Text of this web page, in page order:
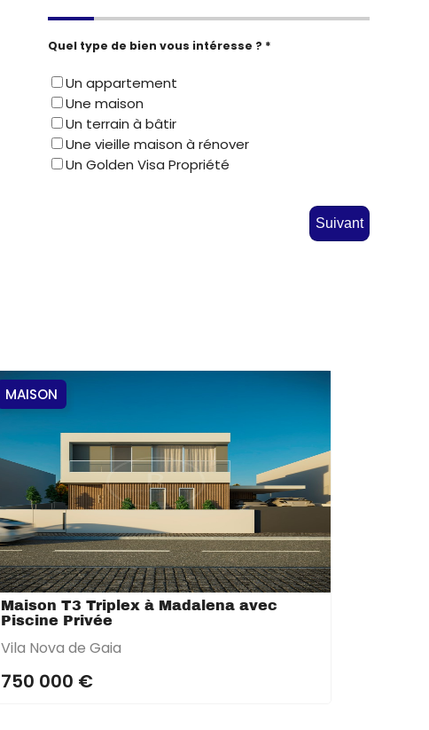
Quel type de bien vous intéresse ? *
Un appartement
Une maison
Un terrain à bâtir
Une vieille maison à rénover
Un Golden Visa Propriété
Suivant
MAISON
Maison T3 Triplex à Madalena avec
Piscine Privée
Vila Nova de Gaia
750 000 €